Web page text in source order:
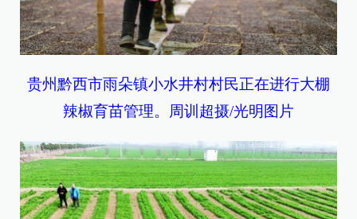
贵州黔西市雨朵镇小水井村村民正在进行大棚
辣椒育苗管理。周训超摄/光明图片